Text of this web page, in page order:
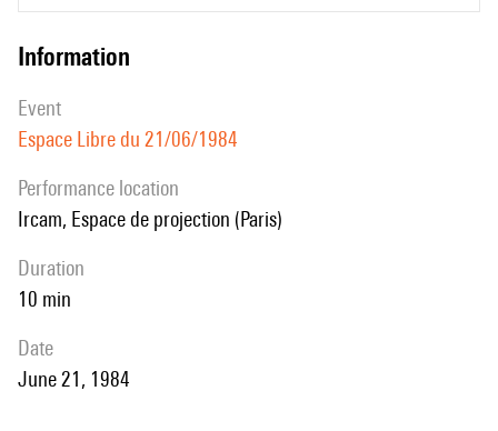
information
event
Espace Libre du 21/06/1984
performance location
Ircam, Espace de projection (Paris)
duration
10 min
date
June 21, 1984